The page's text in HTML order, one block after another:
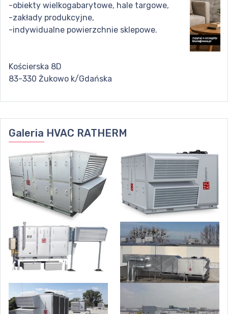
-obiekty wielkogabarytowe, hale targowe,
-zakłady produkcyjne,
-indywidualne powierzchnie sklepowe.
Kościerska 8D
83-330 Żukowo k/Gdańska
Galeria HVAC RATHERM